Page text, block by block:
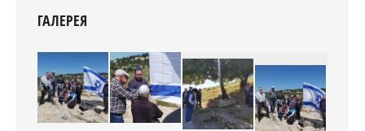
ГАЛЕРЕЯ